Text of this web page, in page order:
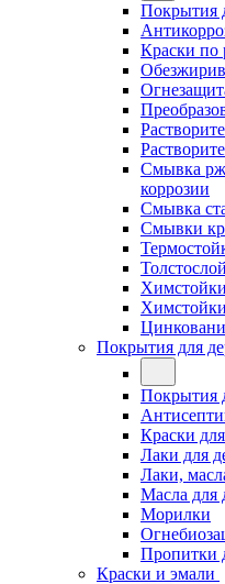
Покрытия
Краски по
Смывка
коррозии
Смывка
Смывки
Покрытия для
Покрытия
Краски
Лаки для
Лаки,
Масла для
Морилки
Пропитки
Краски и эмали